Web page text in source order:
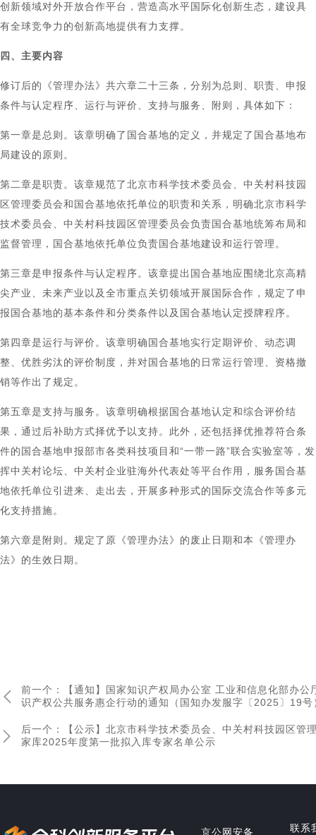
创新领域对外开放合作平台，营造高水平国际化创新生态，建设具
有全球竞争力的创新高地提供有力支撑。
四、主要内容
修订后的《管理办法》共六章二十三条，分别为总则、职责、申报
条件与认定程序、运行与评价、支持与服务、附则，具体如下：
第一章是总则。该章明确了国合基地的定义，并规定了国合基地布
局建设的原则。
第二章是职责。该章规范了北京市科学技术委员会、中关村科技园
区管理委员会和国合基地依托单位的职责和关系，明确北京市科学
技术委员会、中关村科技园区管理委员会负责国合基地统筹布局和
监督管理，国合基地依托单位负责国合基地建设和运行管理。
第三章是申报条件与认定程序。该章提出国合基地应围绕北京高精
尖产业、未来产业以及全市重点关切领域开展国际合作，规定了申
报国合基地的基本条件和分类条件以及国合基地认定授牌程序。
第四章是运行与评价。该章明确国合基地实行定期评价、动态调
整、优胜劣汰的评价制度，并对国合基地的日常运行管理、资格撤
销等作出了规定。
第五章是支持与服务。该章明确根据国合基地认定和综合评价结
果，通过后补助方式择优予以支持。此外，还包括择优推荐符合条
件的国合基地申报部市各类科技项目和“一带一路”联合实验室等，发
挥中关村论坛、中关村企业驻海外代表处等平台作用，服务国合基
地依托单位引进来、走出去，开展多种形式的国际交流合作等多元
化支持措施。
第六章是附则。规定了原《管理办法》的废止日期和本《管理办
法》的生效日期。
前一个：【通知】国家知识产权局办公室 工业和信息化部办公
识产权公共服务惠企行动的通知（国知办发服字〔2025〕19号
后一个：【公示】北京市科学技术委员会、中关村科技园区管
家库2025年度第一批拟入库专家名单公示
京公网安备 联系